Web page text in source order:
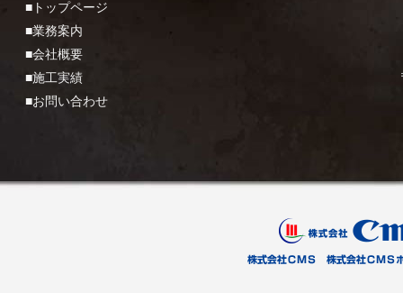
■トップページ
■業務案内
■会社概要
■施工実績
■お問い合わせ